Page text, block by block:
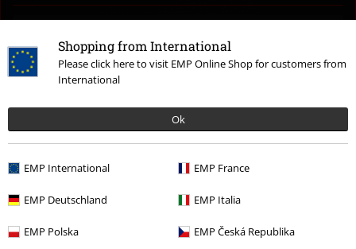
Shopping from International
Please click here to visit EMP Online Shop for customers from
International
Ok
EMP International EMP France
EMP Deutschland EMP Italia
EMP Polska EMP Česká Republika
Hamburg, DE
Markthalle
03. NOV 2025
Huxley's
Kopenhagen, DK